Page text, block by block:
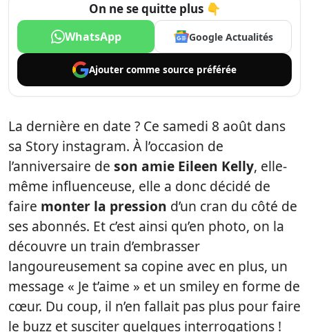
On ne se quitte plus 👇
WhatsApp Google Actualités
Ajouter comme source préférée
La dernière en date ? Ce samedi 8 août dans
sa Story instagram. À l’occasion de
l’anniversaire de son amie Eileen Kelly, elle-
même influenceuse, elle a donc décidé de
faire monter la pression d’un cran du côté de
ses abonnés. Et c’est ainsi qu’en photo, on la
découvre un train d’embrasser
langoureusement sa copine avec en plus, un
message « Je t’aime » et un smiley en forme de
cœur. Du coup, il n’en fallait pas plus pour faire
le buzz et susciter quelques interrogations !